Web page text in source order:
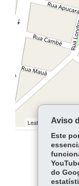
Leaflet | ©Aviso
Este
do